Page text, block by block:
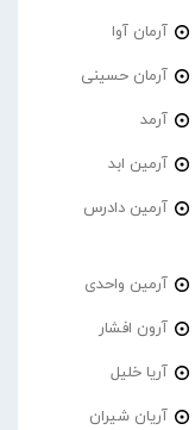
آرمان آوا
آرمان حسینی
آرمد
آرمین ابد
آرمین دادرس
آرمین واحدی
آرون افشار
آریا خلیل
آریان شیران